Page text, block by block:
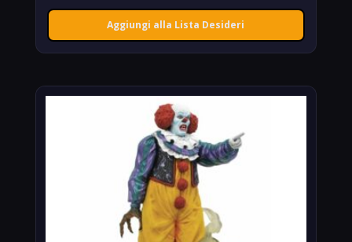
Aggiungi alla Lista Desideri